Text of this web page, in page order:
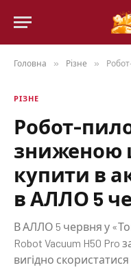
Головна » Різне » Робот-
РІЗНЕ
Робот-
зниженою
купити в
в АЛЛО 5
В АЛЛО 5 червня у
Robot Vacuum H50 Pro
вигідно